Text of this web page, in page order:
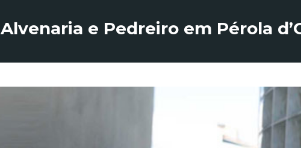
Alvenaria e Pedreiro em Pérola